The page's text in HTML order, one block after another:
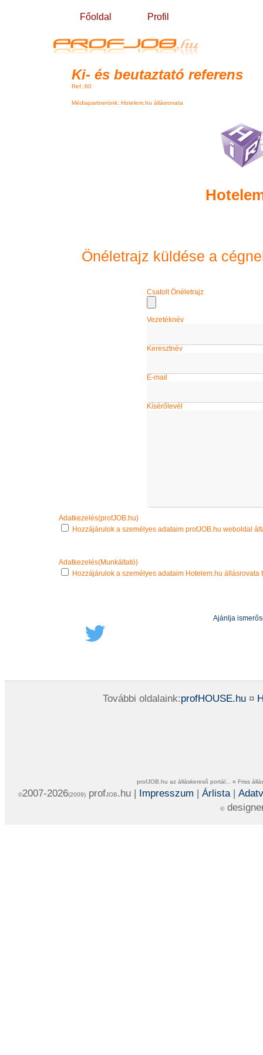
Főoldal Profil
Ki- és beutaztató referens
Ref.:60
Médiapartnerünk: Hotelem.hu állásrovata
Önéletrajz küldése a
Csatolt Önéletrajz
Vezetéknév
Keresztnév
E-mail
Kísérőlevél
Adatkezelés(profJOB.hu)
Hozzájárulok a személyes adataim profJOB.hu weboldal
Adatkezelés(Munkáltató)
Hozzájárulok a személyes adataim Hotelem.hu
Ajánlja
További oldalaink:profHOUSE.hu¤
profJOB.hu az álláskereső portál... ¤ Friss
©2007-2026(2009)profJOB.hu | Impresszum | Árlista|
©